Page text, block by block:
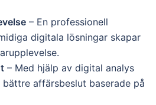
– En professionell
digitala lösningar skapar
– Med hjälp av digital analys
affärsbeslut baserade på